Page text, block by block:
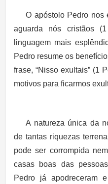
O apóstolo Pedro nos
aguarda nós cristãos
linguagem mais
Pedro resume os
frase, “Nisso exultais” (1
motivos para ficarmos
A natureza única da
de tantas riquezas
pode ser corrompida
casas boas das
Pedro já apodreceram